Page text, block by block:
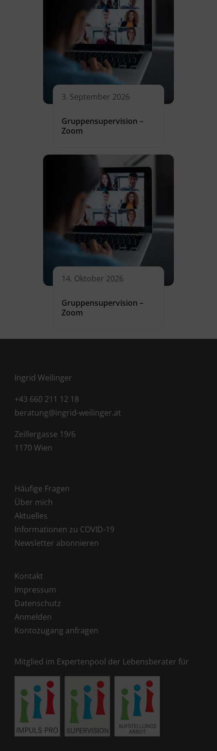
3. September 2026
Gruppensupervision –
Zoom
14. Oktober 2026
Gruppensupervision –
Zoom
Ingrid Weilinger
+43 660 211 12 18
beratung@ingrid-weilinger.at
Zeillergasse 19/6
1170 Wien
Häufige Fragen
Über mich
Aktuelles
Informationen zu COVID-19
Newsletter abonnieren
Kontakt
Impressum
Datenschutz
Anmelden
Kontozugang anfragen
Mitglied im Expertenpool der Lebensberater für